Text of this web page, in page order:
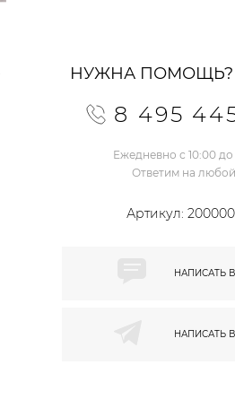
НУЖНА
8 495
Ежедневно с 10:00
Ответим на
Артикул:
НАПИСАТЬ В
НАПИСАТЬ В